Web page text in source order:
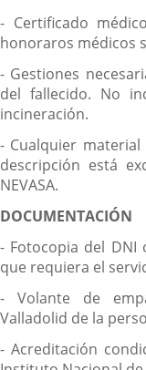
- Certificado
honoraros médicos
- Gestiones
del fallecido. No
incineración.
- Cualquier
descripción está
NEVASA.
DOCUMENTACIÓN
- Fotocopia del DNI
que requiera el
- Volante de
Valladolid de la
- Acreditación